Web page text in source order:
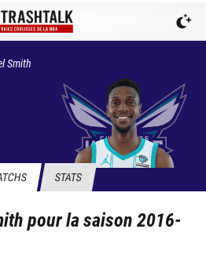
Smith
STATS
pour la saison2016-